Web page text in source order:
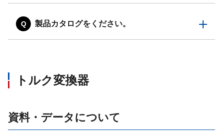
製品カタログをください。
トルク変換器
資料・データについて